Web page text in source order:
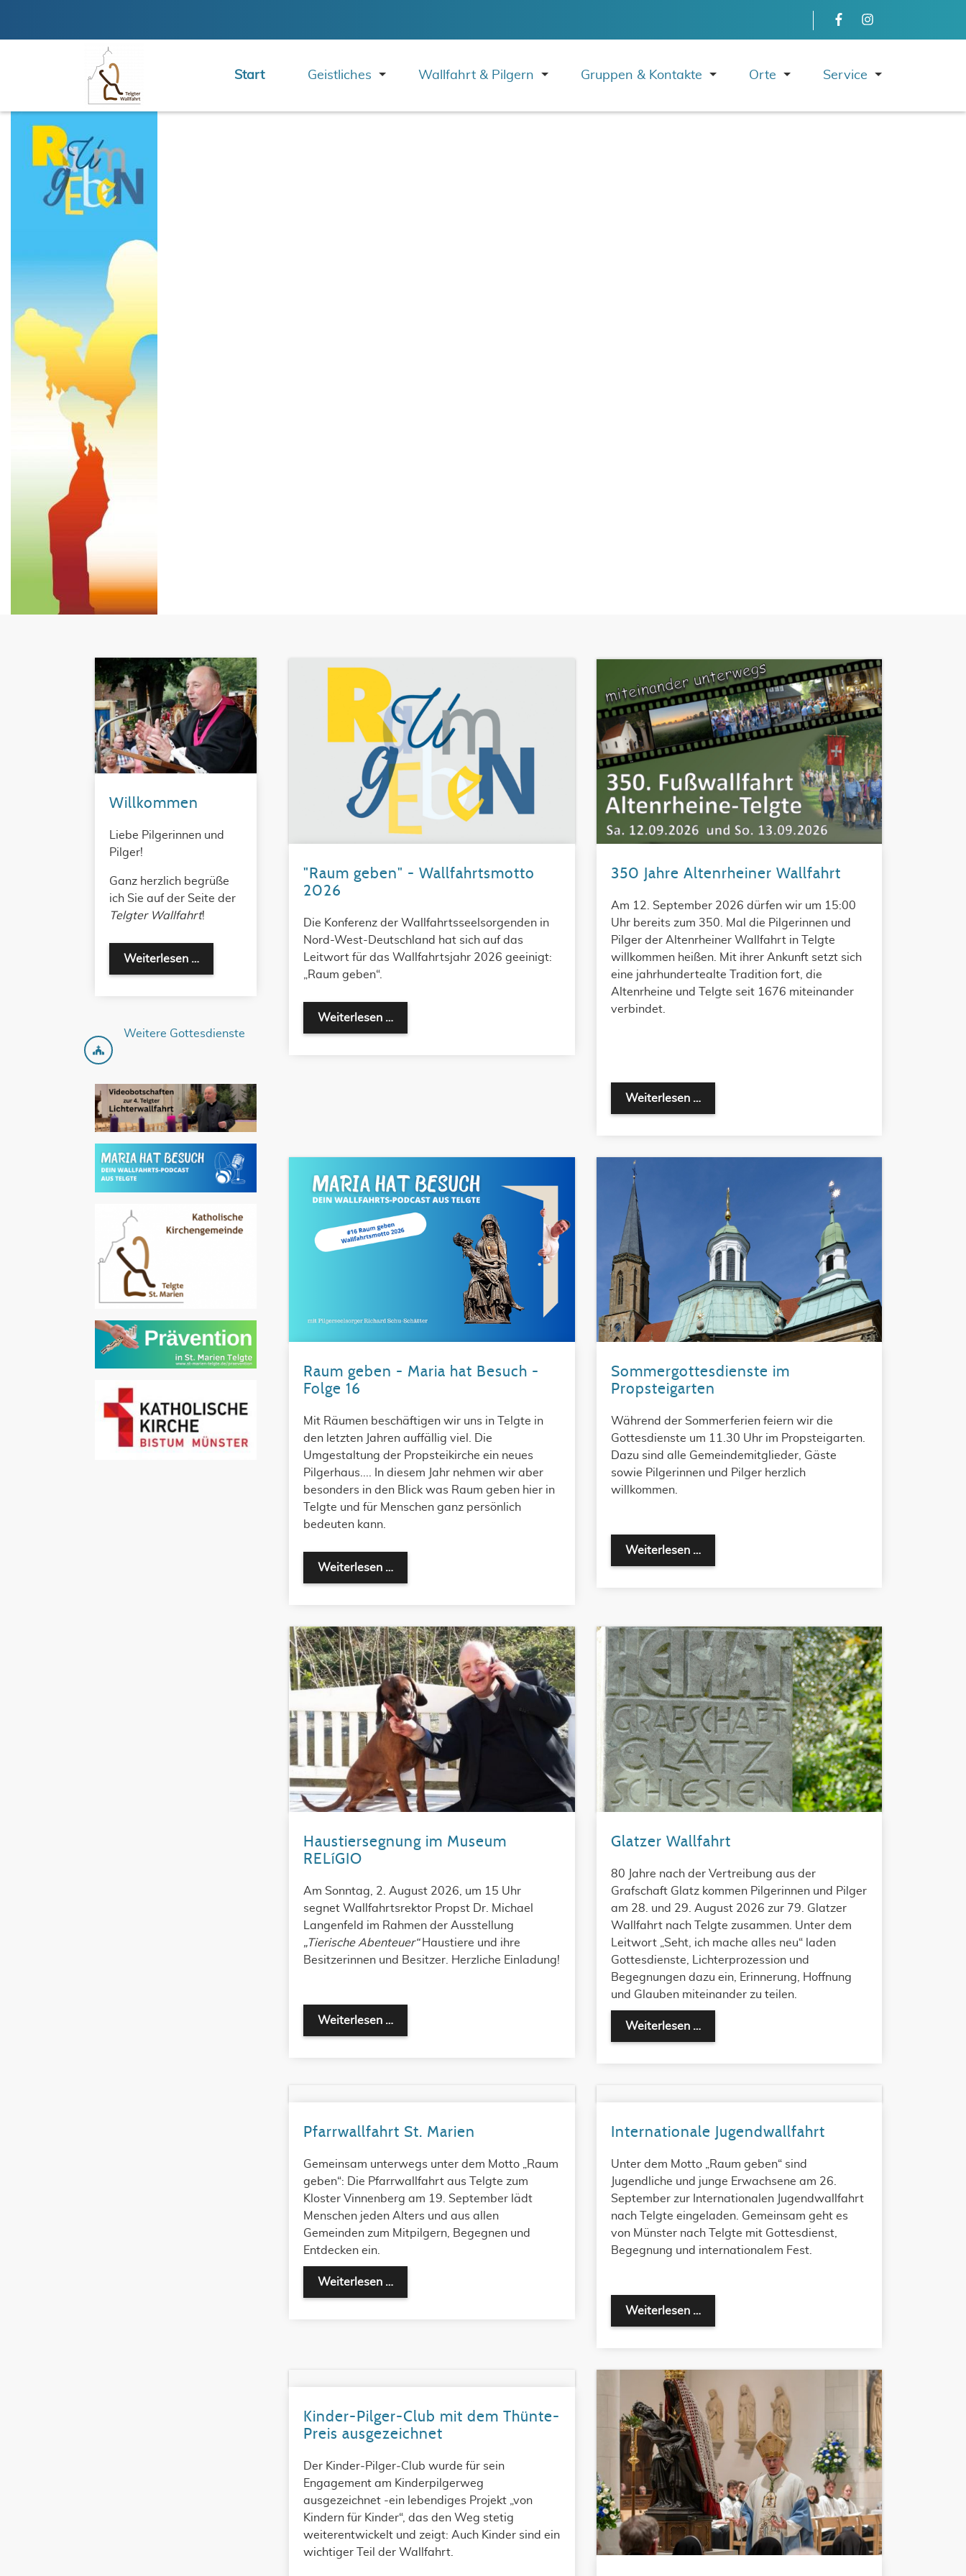
Start
Geistliches Wallfahrt & Pilgern Gruppen & Kontakte Orte Service
"Raum geben" - Wallfahrtsmotto
2026
Die Konferenz der Wallfahrtsseelsorgenden in
Nord-West-Deutschland hat sich auf das
Leitwort für das Wallfahrtsjahr 2026 geeinigt:
„Raum geben“.
Weiterlesen …
350 Jahre Altenrheiner Wallfahrt
Am 12. September 2026 dürfen wir um 15:00
Uhr bereits zum 350. Mal die Pilgerinnen und
Pilger der Altenrheiner Wallfahrt in Telgte
willkommen heißen. Mit ihrer Ankunft setzt sich
eine jahrhundertealte Tradition fort, die
Altenrheine und Telgte seit 1676 miteinander
verbindet.
Weiterlesen …
Raum geben - Maria hat Besuch -
Folge 16
Mit Räumen beschäftigen wir uns in Telgte in
den letzten Jahren auffällig viel. Die
Umgestaltung der Propsteikirche ein neues
Pilgerhaus.... In diesem Jahr nehmen wir aber
besonders in den Blick was Raum geben hier in
Telgte und für Menschen ganz persönlich
bedeuten kann.
Weiterlesen …Raum geben - Maria hat Besuch - Folge 16
Sommergottesdienste im
Propsteigarten
Während der Sommerferien feiern wir die
Gottesdienste um 11.30 Uhr im Propsteigarten.
Dazu sind alle Gemeindemitglieder, Gäste
sowie Pilgerinnen und Pilger herzlich
willkommen.
Weiterlesen …Sommergottesdienste im Propsteigarten
Haustiersegnung im Museum
RELíGIO
Am Sonntag, 2. August 2026, um 15 Uhr
segnet Wallfahrtsrektor Propst Dr. Michael
Langenfeld im Rahmen der Ausstellung
„Tierische Abenteuer“Haustiere und ihre
Besitzerinnen und Besitzer. Herzliche Einladung!
Weiterlesen …
Glatzer Wallfahrt
80 Jahre nach der Vertreibung aus der
Grafschaft Glatz kommen Pilgerinnen und Pilger
am 28. und 29. August 2026 zur 79. Glatzer
Wallfahrt nach Telgte zusammen. Unter dem
Leitwort „Seht, ich mache alles neu“ laden
Gottesdienste, Lichterprozession und
Begegnungen dazu ein, Erinnerung, Hoffnung
und Glauben miteinander zu teilen.
Weiterlesen …
Pfarrwallfahrt St. Marien
Gemeinsam unterwegs unter dem Motto „Raum
geben“: Die Pfarrwallfahrt aus Telgte zum
Kloster Vinnenberg am 19. September lädt
Menschen jeden Alters und aus allen
Gemeinden zum Mitpilgern, Begegnen und
Entdecken ein.
Weiterlesen …
Internationale Jugendwallfahrt
Unter dem Motto „Raum geben“ sind
Jugendliche und junge Erwachsene am 26.
September zur Internationalen Jugendwallfahrt
nach Telgte eingeladen. Gemeinsam geht es
von Münster nach Telgte mit Gottesdienst,
Begegnung und internationalem Fest.
Weiterlesen …
Kinder-Pilger-Club mit dem Thünte-
Preis ausgezeichnet
Der Kinder‑Pilger‑Club wurde für sein
Engagement am Kinderpilgerweg
ausgezeichnet -ein lebendiges Projekt „von
Kindern für Kinder“, das den Weg stetig
weiterentwickelt und zeigt: Auch Kinder sind ein
wichtiger Teil der Wallfahrt.
Willkommen
Liebe Pilgerinnen und
Pilger!
Ganz herzlich begrüße
ich Sie auf der Seite der
Telgter Wallfahrt!
Weiterlesen …
Weitere Gottesdienste